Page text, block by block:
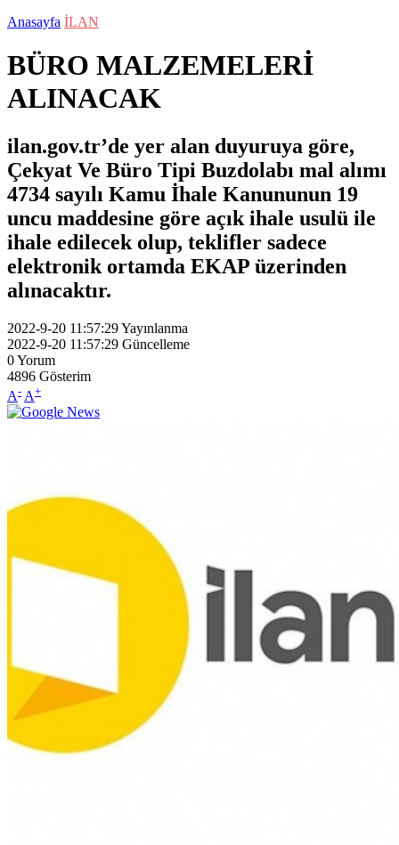
Anasayfa İLAN
BÜRO MALZEMELERİ
ALINACAK
ilan.gov.tr’de yer alan duyuruya göre,
Çekyat Ve Büro Tipi Buzdolabı mal alımı
4734 sayılı Kamu İhale Kanununun 19
uncu maddesine göre açık ihale usulü ile
ihale edilecek olup, teklifler sadece
elektronik ortamda EKAP üzerinden
alınacaktır.
2022-9-20 11:57:29Yayınlanma
2022-9-20 11:57:29 Güncelleme
0Yorum
4896 Gösterim
A- A+